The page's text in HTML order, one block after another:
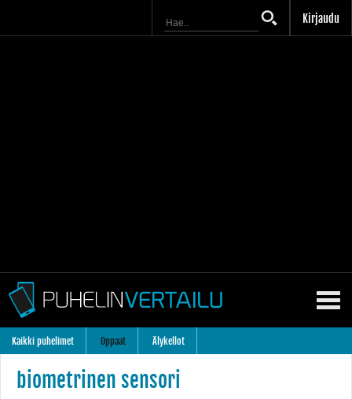
Kirjaudu
Kaikki puhelimet Oppaat Älykellot
biometrinen sensori